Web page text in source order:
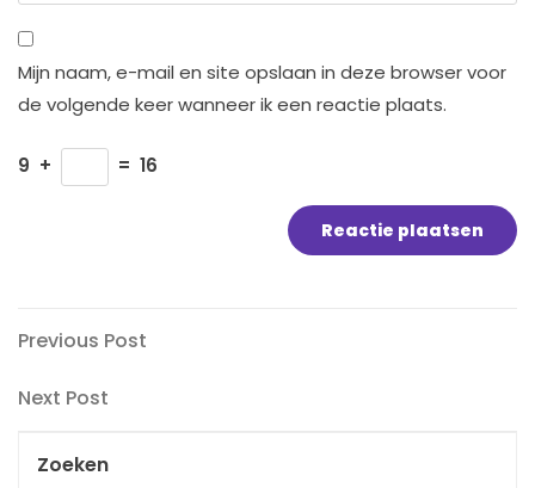
Mijn naam, e-mail en site opslaan in deze browser voor
de volgende keer wanneer ik een reactie plaats.
9 + = 16
Bericht
navigatie
Previous
Previous Post
Next
Next Post
Zoeken